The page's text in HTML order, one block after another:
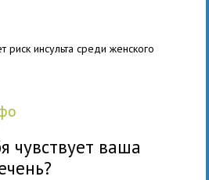
риск инсульта среди женского
чувствует ваша